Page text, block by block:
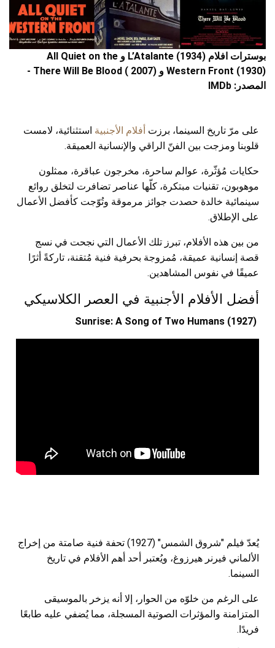
بوسترات افلام L’Atalante (1934) و All Quiet on the
Western Front (1930) و There Will Be Blood ( 2007) -
المصدر: IMDb
على مرّ تاريخ السينما، برزت أفلام الأجنبية استثنائية، لامست
قلوبنا ومزجت بين الفنّ الراقي والإنسانية العميقة.
حكايات مُؤثّرة، عوالم ساحرة، مخرجون عباقرة، ممثلون
موهوبون، تقنيات مبتكرة، كلّها عناصر تضافرت لتخلق روائع
سينمائية خالدة حصدت جوائز مرموقة وتُوّجت كأفضل الأعمال
على الإطلاق.
من بين هذه الأفلام، تبرز تلك الأعمال التي نجحت في نسج
قصة إنسانية عميقة، مُمزوجة بحرفية فنية مُتقنة، تاركةً أثرًا
عميقًا في نفوس المشاهدين.
أفضل الأفلام الأجنبية في العصر الكلاسيكي
يُعدّ فيلم "شروق الشمس" (1927) تحفة فنية صامتة من إخراج
الألماني فيرنر هيرزوغ، ويُعتبر أحد أهم الأفلام في تاريخ
السينما.
على الرغم من خلوّه من الحوار، إلا أنه يزخر بالموسيقى
المتزامنة والمؤثرات الصوتية المسجلة، مما يُضفي عليه طابعًا
فريدًا.